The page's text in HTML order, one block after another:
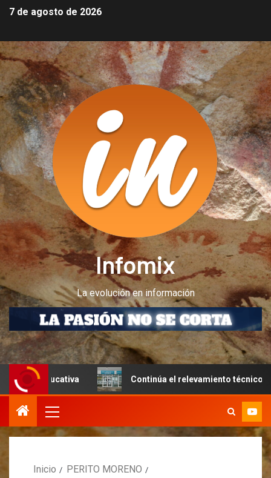
7 de agosto de 2026
Infomix
La evolución en información
Continúa el relevamiento técnico en Perito
Inicio
PERITO MORENO